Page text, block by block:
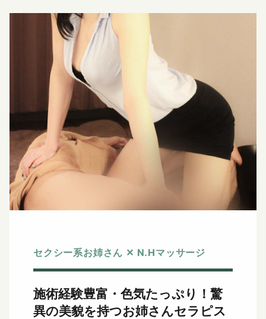
セクシー系お姉さん ✕ N.Hマッサージ
施術経験豊富・色気たっぷり！ 驚
異の美貌を持つお姉さんセラピス